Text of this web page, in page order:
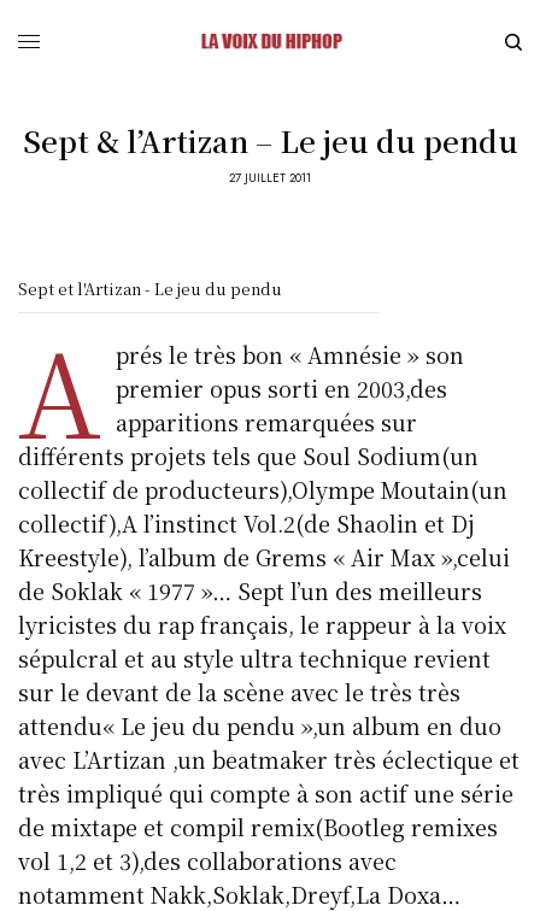
Sept & l’Artizan – Le jeu du pendu
27 JUILLET 2011
Sept et l'Artizan - Le jeu du pendu
A prés le très bon « Amnésie » son
premier opus sorti en 2003,des
apparitions remarquées sur
différents projets tels que Soul Sodium(un
collectif de producteurs),Olympe Moutain(un
collectif),A l’instinct Vol.2(de Shaolin et Dj
Kreestyle), l’album de Grems « Air Max »,celui
de Soklak « 1977 »… Sept l’un des meilleurs
lyricistes du rap français, le rappeur à la voix
sépulcral et au style ultra technique revient
sur le devant de la scène avec le très très
attendu« Le jeu du pendu »,un album en duo
avec L’Artizan ,un beatmaker très éclectique et
très impliqué qui compte à son actif une série
de mixtape et compil remix(Bootleg remixes
vol 1,2 et 3),des collaborations avec
notamment Nakk,Soklak,Dreyf,La Doxa…